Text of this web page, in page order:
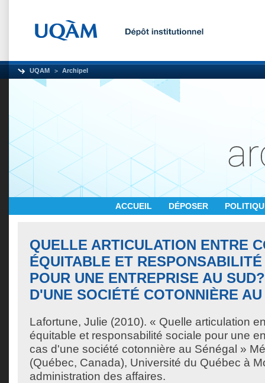
UQAM Archipel
ACCUEIL DÉPOSER
QUELLE ARTICULATION ENTRE
ÉQUITABLE ET
POUR UNE ENTREPRISE AU
D'UNE SOCIÉTÉ COTONNIÈRE
Lafortune, Julie (2010). « Quelle articulation
équitable et responsabilité sociale pour une
cas d'une société cotonnière au Sénégal »
(Québec, Canada), Université du Québec à
administration des affaires.